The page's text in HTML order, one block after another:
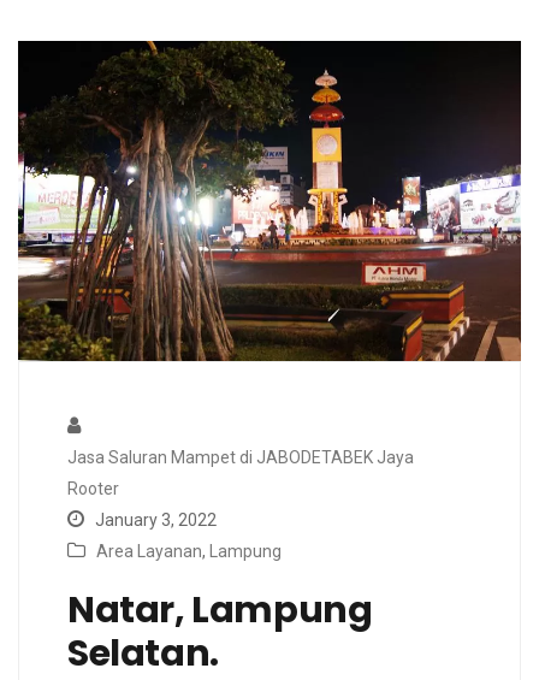
Jasa Saluran Mampet di JABODETABEK Jaya
Rooter
January 3, 2022
Area Layanan, Lampung
Natar, Lampung
Selatan.